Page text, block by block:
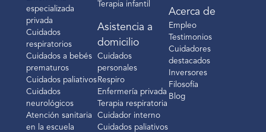
especializada
privada
Cuidados
respiratorios
Cuidados a bebés
prematuros
Cuidados paliativos
Cuidados
neurológicos
Atención sanitaria
en la escuela
Terapia infantil
Asistencia a
domicilio
Cuidados
personales
Respiro
Enfermería privada
Terapia respiratoria
Cuidador interno
Cuidados paliativos
Acerca de
Empleo
Testimonios
Cuidadores
destacados
Inversores
Filosofía
Blog